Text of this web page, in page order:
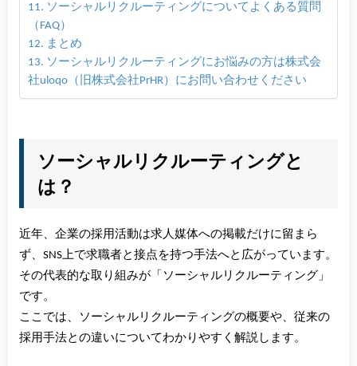
ソーシャルリクルーティングについてよくある質問
（FAQ）
まとめ
ソーシャルリクルーティングにお悩みの方は株式会
社uloqo（旧株式会社PrHR）にお問い合わせください
ソーシャルリクルーティングと
は？
近年、企業の採用活動は求人媒体への掲載だけに留まら
ず、SNS上で求職者と接点を持つ手法へと広がっています。
その代表的な取り組みが「ソーシャルリクルーティング」
です。
ここでは、ソーシャルリクルーティングの概要や、従来の
採用手法との違いについてわかりやすく解説します。